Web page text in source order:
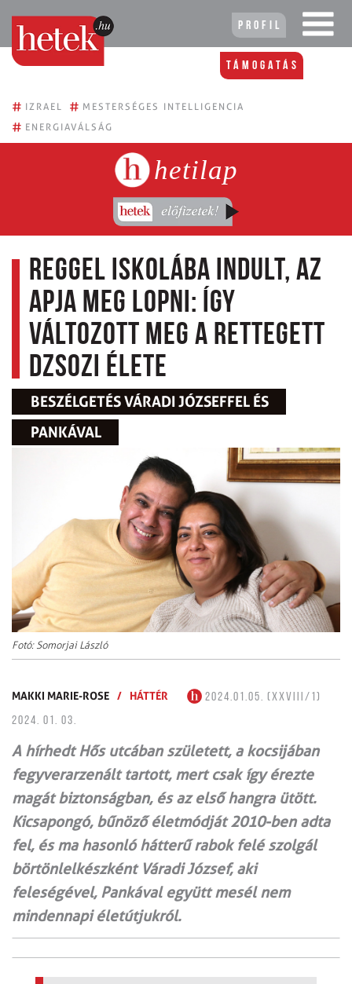
Profil
Támogatás
# IZRAEL # MESTERSÉGES INTELLIGENCIA
# ENERGIAVÁLSÁG
hetilap
Reggel iskolába indult, az
apja meg lopni: így
változott meg a rettegett
Dzsozi élete
BESZÉLGETÉS VÁRADI JÓZSEFFEL ÉS
PANKÁVAL
Fotó: Somorjai László
MAKKI MARIE-ROSE / HÁTTÉR
2024.01.05. (XXVIII/1)
2024. 01. 03.
A hírhedt Hős utcában született, a kocsijában
fegyverarzenált tartott, mert csak így érezte
magát biztonságban, és az első hangra ütött.
Kicsapongó, bűnöző életmódját 2010-ben adta
fel, és ma hasonló hátterű rabok felé szolgál
börtönlelkészként Váradi József, aki
feleségével, Pankával együtt mesél nem
mindennapi életútjukról.